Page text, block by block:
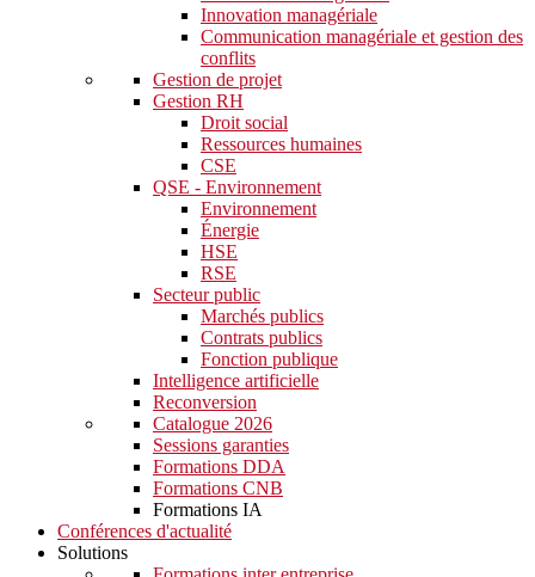
Innovation managériale
Communication managériale et gestion des
conflits
Gestion de projet
Gestion RH
Droit social
Ressources humaines
CSE
QSE - Environnement
Environnement
Énergie
HSE
RSE
Secteur public
Marchés publics
Contrats publics
Fonction publique
Intelligence artificielle
Reconversion
Catalogue 2026
Sessions garanties
Formations DDA
Formations CNB
Formations IA
Conférences d'actualité
Solutions